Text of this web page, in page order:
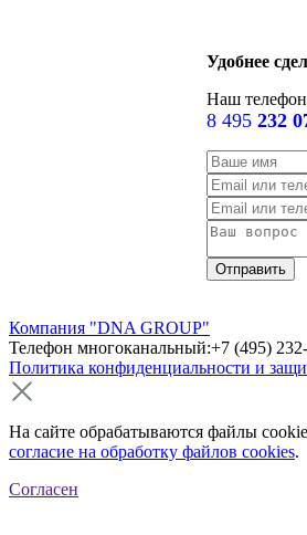
Удобнее
Наш
8 495 232
Компания "DNA GROUP"
Телефон многоканальный:+7 (495)
Политика конфиденциальности и
На сайте обрабатываются файлы
согласие на обработку файлов cookies.
Согласен